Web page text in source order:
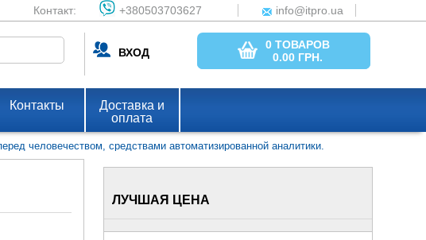
Контакт: +380503703627 info@itpro.ua
ВХОД
0 ТОВАРОВ
0.00 ГРН.
Контакты
Доставка и
оплата
человечеством, средствами автоматизированной аналитики.
ЛУЧШАЯ ЦЕНА